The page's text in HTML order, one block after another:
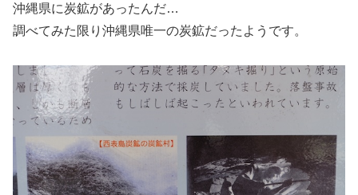
沖縄県に炭鉱があったんだ…
調べてみた限り沖縄県唯一の炭鉱だったようです。